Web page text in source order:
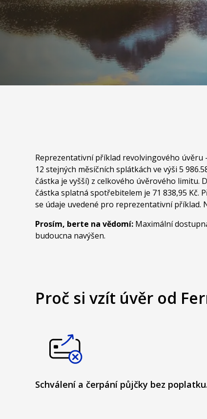
Mobil půjčka – rychlá online
přes SMS
Reprezentativní příklad revolvingového úvěru
12 stejných měsíčních splátkách ve výši 5
částka je vyšší) z celkového úvěrového limitu.
částka splatná spotřebitelem je 71 838,95 Kč.
se údaje uvedené pro reprezentativní příklad.
Prosím, berte na vědomí: Maximální
budoucna navýšen.
Proč si vzít úvěr od
Schválení a čerpání půjčky bez poplatku.